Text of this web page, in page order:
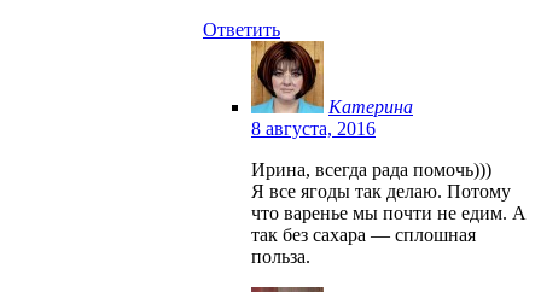
Ответить
Катерина
8 августа, 2016
Ирина, всегда рада помочь)))
Я все ягоды так делаю. Потому
что варенье мы почти не едим. А
так без сахара — сплошная
польза.